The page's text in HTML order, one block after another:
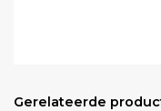
Gerelateerde